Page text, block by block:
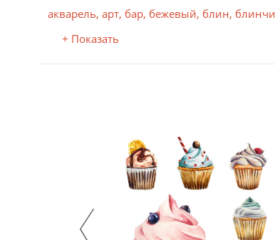
На подрамнике
Распечатка на холсте натягивается на
В паспарту
Тип исполнения
Профессиональная бумага средней
На самоклеящейся пленке
Самоклеящаяся пленка с надежным
акварель, арт, бар, бежевый, блин,
+ Показать